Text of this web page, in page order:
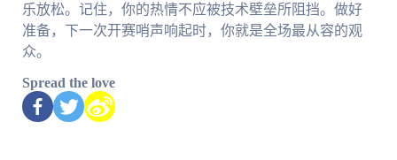
乐放松。记住，你的热情不应被技术壁垒所阻挡。做好
准备，下一次开赛哨声响起时，你就是全场最从容的观
众。
Spread the love